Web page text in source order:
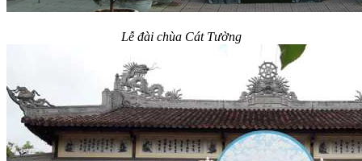
Lễ đài chùa Cát Tường